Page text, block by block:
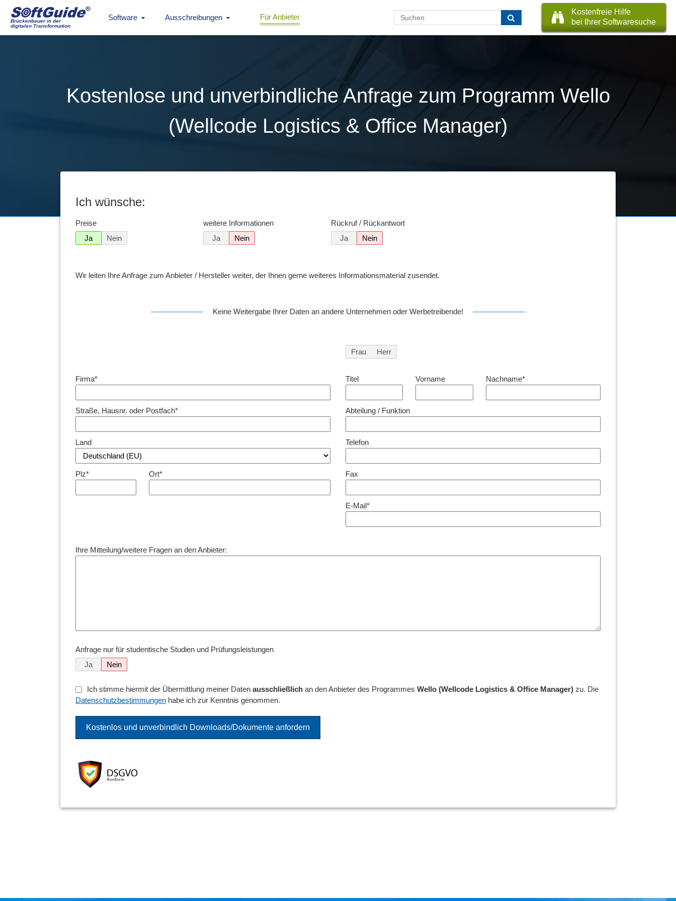
Brückenbauer in der
digitalen Transformation
Software Ausschreibungen Für Anbieter
Kostenfreie Hilfe
bei Ihrer Softwaresuche
Kostenlose und unverbindliche Anfrage zum Programm Wello
(Wellcode Logistics & Office Manager)
Ich wünsche:
Preise
Ja
Nein
weitere Informationen
Ja
Nein
Rückruf / Rückantwort
Ja
Nein
Wir leiten Ihre Anfrage zum Anbieter / Hersteller weiter, der Ihnen gerne weiteres Informationsmaterial zusendet.
Keine Weitergabe Ihrer Daten an andere Unternehmen oder Werbetreibende!
Firma*
Straße, Hausnr. oder Postfach*
Land
Plz* Ort*
Frau Herr
Titel Vorname Nachname*
Abteilung / Funktion
Telefon
Fax
E-Mail*
Ihre Mitteilung/weitere Fragen an den Anbieter:
Anfrage nur für studentische Studien und Prüfungsleistungen
Ja
Nein
Ich stimme hiermit der Übermittlung meiner Daten ausschließlich an den Anbieter des Programmes Wello (Wellcode Logistics & Office Manager) zu. Die
Datenschutzbestimmungen habe ich zur Kenntnis genommen.